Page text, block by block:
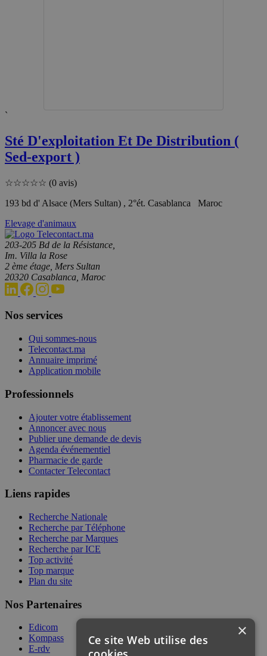
`
Sté D'exploitation Et De Distribution (
Sed-export )
☆☆☆☆☆ (0 avis)
193 bd d' Alsace (Mers Sultan) , 2°ét. Casablanca Maroc
Elevage d'animaux
203-205 Bd de la Résistance,
Im. Villa la Rose
2 ème étage, Mers Sultan
20320 Casablanca, Maroc
Nos services
Qui sommes-nous
Telecontact.ma
Annuaire imprimé
Application mobile
Professionnels
Ajouter votre établissement
Annoncer avec nous
Publier une demande de devis
Agenda événementiel
Pharmacie de garde
Contacter Telecontact
Liens rapides
Recherche Nationale
Recherche par Téléphone
Recherche par Marques
Recherche par ICE
Top activité
Top marque
Plan du site
Nos Partenaires
Edicom
Kompass
E-rdv
×
Ce site Web utilise des